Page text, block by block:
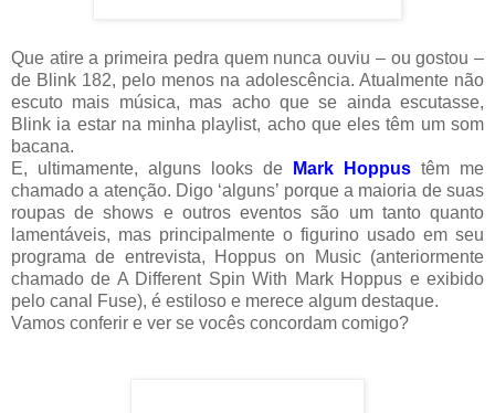
Que atire a primeira pedra quem nunca ouviu – ou gostou –
de Blink 182, pelo menos na adolescência. Atualmente não
escuto mais música, mas acho que se ainda escutasse,
Blink ia estar na minha playlist, acho que eles têm um som
bacana.
E, ultimamente, alguns looks de
Mark Hoppus têm me
chamado a atenção. Digo ‘alguns’ porque a maioria de suas
roupas de shows e outros eventos são um tanto quanto
lamentáveis, mas principalmente o figurino usado em seu
programa de entrevista, Hoppus on Music (anteriormente
chamado de A Different Spin With Mark Hoppus e exibido
pelo canal Fuse), é estiloso e merece algum destaque.
Vamos conferir e ver se vocês concordam comigo?